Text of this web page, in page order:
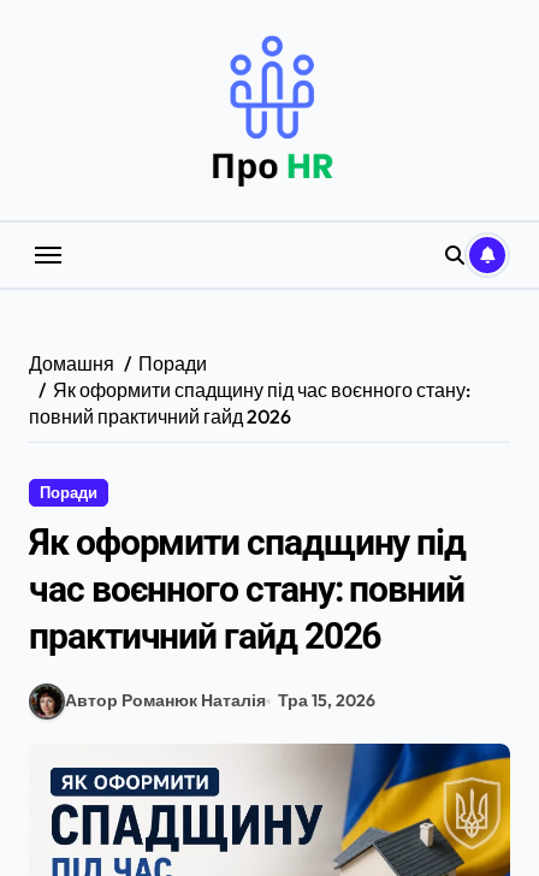
Домашня
Поради
Як оформити спадщину під час воєнного стану:
повний практичний гайд 2026
Поради
Як оформити спадщину під
час воєнного стану: повний
практичний гайд 2026
Автор Романюк Наталія Тра 15, 2026